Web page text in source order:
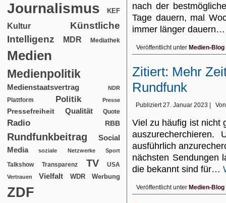
Journalismus KEF
Kultur
Künstliche
Intelligenz
MDR Mediathek
Medien
Medienpolitik
Medienstaatsvertrag NDR
Plattform Politik Presse
Pressefreiheit Qualität Quote
Radio RBB
Rundfunkbeitrag
Social
Media
soziale Netzwerke Sport
Talkshow Transparenz TV USA
Vertrauen Vielfalt WDR Werbung
ZDF
nach der
Tage dauern, mal
immer länger
Veröffentlicht unter Medien-Blog
Zitiert: Mehr
Rundfunk
Publiziert 27. Januar 2023 Von
Viel zu häufig ist nicht
auszurecherchieren.
ausführlich
nächsten Sendungen
die bekannt sind für…
Veröffentlicht unter Medien-Blog